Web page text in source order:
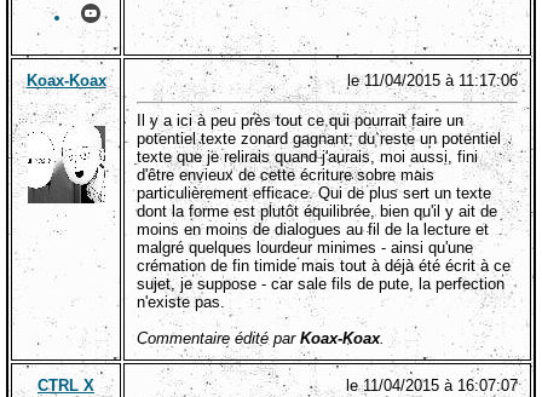
Koax-Koax le 11/04/2015 à 11:17:06
Il y a ici à peu près tout ce qui pourrait faire un
potentiel texte zonard gagnant; du reste un potentiel
texte que je relirais quand j'aurais, moi aussi, fini
d'être envieux de cette écriture sobre mais
particulièrement efficace. Qui de plus sert un texte
dont la forme est plutôt équilibrée, bien qu'il y ait de
moins en moins de dialogues au fil de la lecture et
malgré quelques lourdeur minimes - ainsi qu'une
crémation de fin timide mais tout à déjà été écrit à ce
sujet, je suppose - car sale fils de pute, la perfection
n'existe pas.
Commentaire édité par Koax-Koax.
CTRL X le 11/04/2015 à 16:07:07